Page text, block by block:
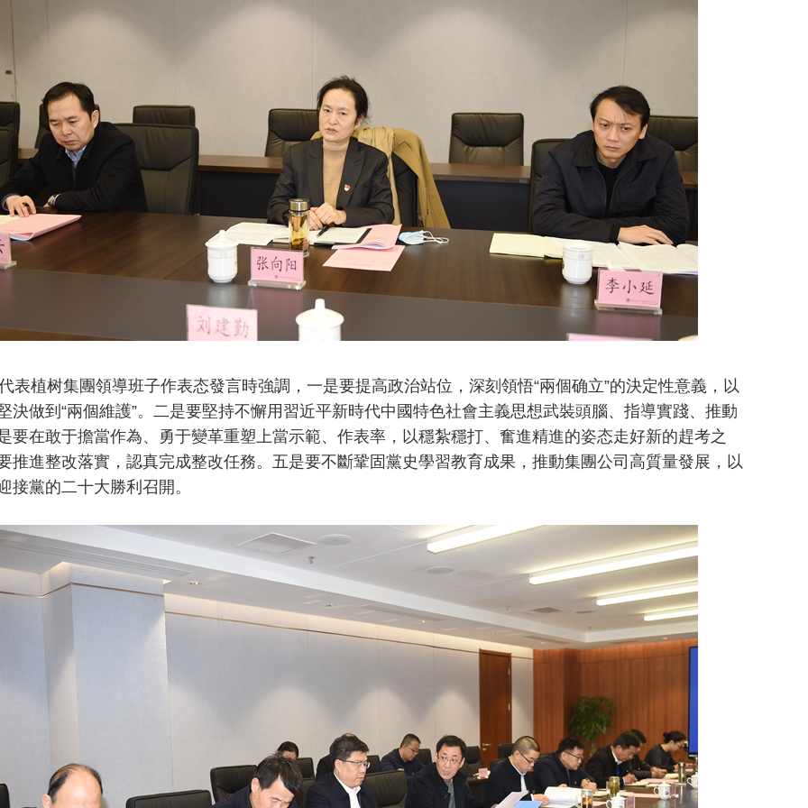
植树集團領導班子作表态發言時強調，一是要提高政治站位，深刻領悟“兩個确立”的決定性意義，以
決做到“兩個維護”。二是要堅持不懈用習近平新時代中國特色社會主義思想武裝頭腦、指導實踐、推動
要在敢于擔當作為、勇于變革重塑上當示範、作表率，以穩紮穩打、奮進精進的姿态走好新的趕考之
推進整改落實，認真完成整改任務。五是要不斷鞏固黨史學習教育成果，推動集團公司高質量發展，以
接黨的二十大勝利召開。